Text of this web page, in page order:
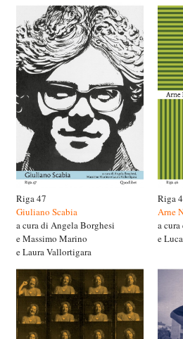
Riga 47
Giuliano Scabia
a cura di Angela Borghesi
e Massimo Marino
e Laura Vallortigara
Riga
Arne
a
e